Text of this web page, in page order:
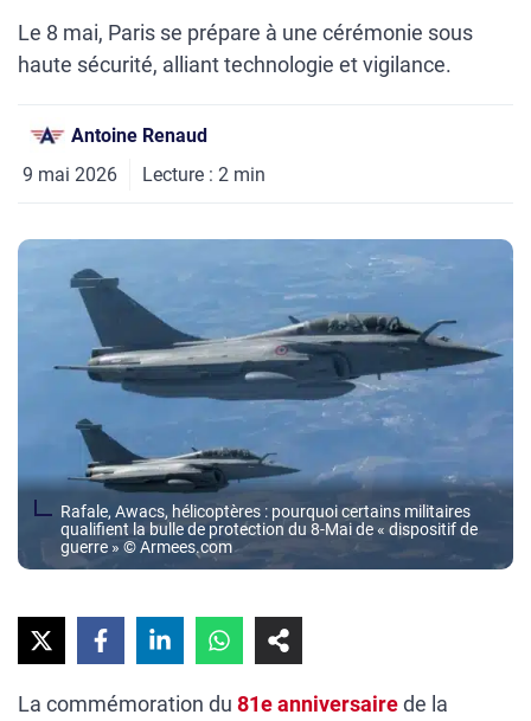
Le 8 mai, Paris se prépare à une cérémonie sous
haute sécurité, alliant technologie et vigilance.
Antoine Renaud
9 mai 2026
Lecture : 2 min
Rafale, Awacs, hélicoptères : pourquoi certains militaires
qualifient la bulle de protection du 8-Mai de « dispositif de
guerre » © Armees.com
La commémoration du 81e anniversairede la